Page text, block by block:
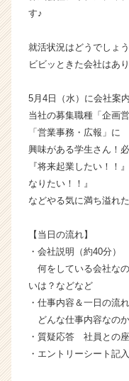
成
企
か
ら
ス
カ
ウ
届
サ
チ
ア
キ
ャ
す♪
就活状況はどうでしょ
ビビッときた会社はあ
5月4日（水）に会社案
当社の募集職種「企画
「営業事務・広報」に
興味がある学生さん！必
『将来起業したい！！
なりたい！！』
などやる気に満ち溢れ
【当日の流れ】
・会社説明（約40分）
何をしている会社な
いは？などなど
・仕事内容＆一日の流
どんな仕事内容なの
・質疑応答 社員との座
・エントリーシート記